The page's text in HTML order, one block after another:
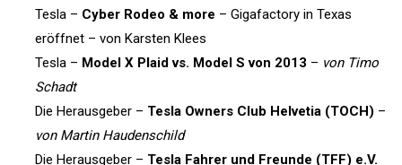
Tesla – Cyber Rodeo & more – Gigafactory in Texas
eröffnet – von Karsten Klees
Tesla – Model X Plaid vs. Model S von 2013 – von Timo
Schadt
Die Herausgeber – Tesla Owners Club Helvetia (TOCH) –
von Martin Haudenschild
Die Herausgeber – Tesla Fahrer und Freunde (TFF) e.V.